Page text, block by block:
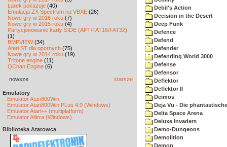
Larek pokazuje (40)
Emulacja ZX Spectrum na VBXE (26)
Nowe gry w 2016 roku (7)
Nowe gry w 2015 roku (4)
Partycjonowanie karty SIDE (APT/FAT16/FAT32)
(1)
BMPVIEW(34)
Atari ST dla opornych (75)
Nowe gry w 2014 roku (19)
Tritone engine (11)
QChan Engine (6)
nowsze starsze
Emulatory
Emulator Atari800Win
Emulator Atari800Win PLus 4.0 (Windows)
Emulator Atari++ (multiplatform)
Emulator Altirra (Windows)
Biblioteka Atarowca
Debil's Action
Decision in the Desert
Deep Funk
Defence
Defend
Defender
Defending World 3000
Defense
Defensor
Deflektor
Deflektor II
Deimos
Deja Vu - Die
Delta Space Arena
Deluxe Invaders
Demo-Dungeons
Demolition
Demon